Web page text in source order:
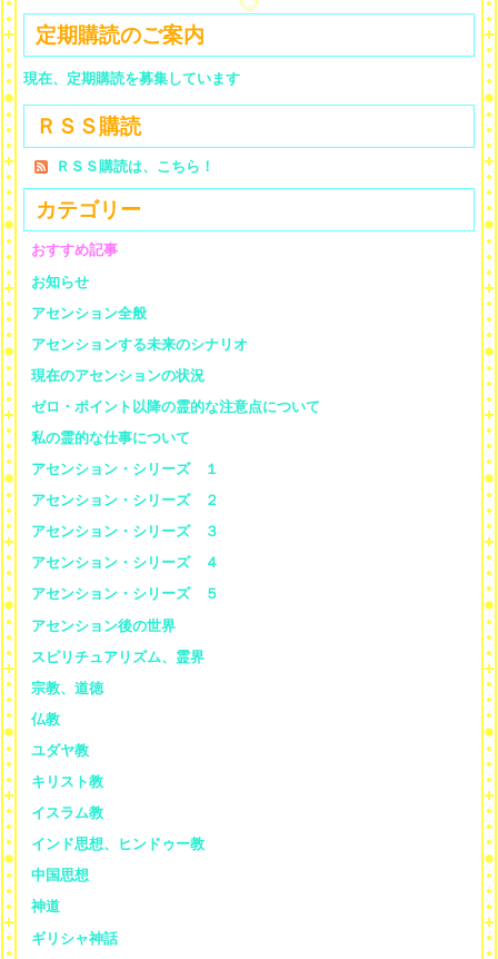
定期購読のご案内
現在、定期購読を募集しています
ＲＳＳ購読
ＲＳＳ購読は、こちら！
カテゴリー
おすすめ記事
お知らせ
アセンション全般
アセンションする未来のシナリオ
現在のアセンションの状況
ゼロ・ポイント以降の霊的な注意点について
私の霊的な仕事について
アセンション・シリーズ １
アセンション・シリーズ ２
アセンション・シリーズ ３
アセンション・シリーズ ４
アセンション・シリーズ ５
アセンション後の世界
スピリチュアリズム、霊界
宗教、道徳
仏教
ユダヤ教
キリスト教
イスラム教
インド思想、ヒンドゥー教
中国思想
神道
ギリシャ神話